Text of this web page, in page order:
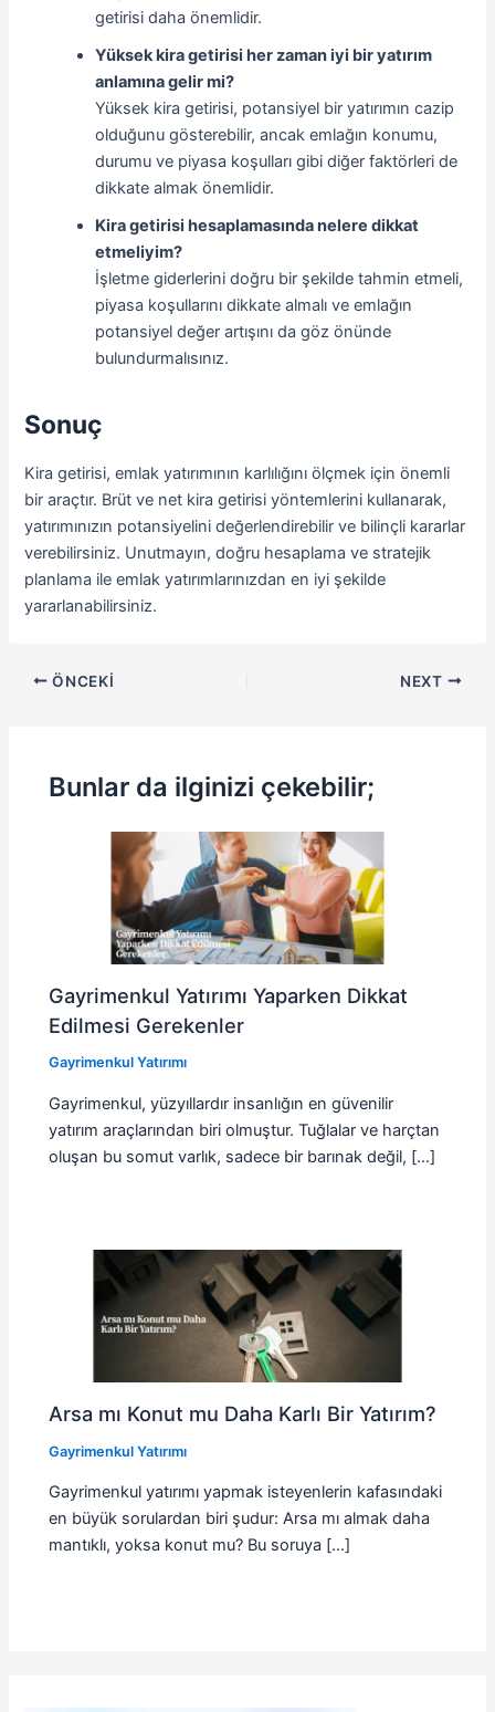
getirisi daha önemlidir.
Yüksek kira getirisi her zaman iyi bir yatırım
anlamına gelir mi?
Yüksek kira getirisi, potansiyel bir yatırımın cazip
olduğunu gösterebilir, ancak emlağın konumu,
durumu ve piyasa koşulları gibi diğer faktörleri de
dikkate almak önemlidir.
Kira getirisi hesaplamasında nelere dikkat
etmeliyim?
İşletme giderlerini doğru bir şekilde tahmin etmeli,
piyasa koşullarını dikkate almalı ve emlağın
potansiyel değer artışını da göz önünde
bulundurmalısınız.
Sonuç
Kira getirisi, emlak yatırımının karlılığını ölçmek için önemli
bir araçtır. Brüt ve net kira getirisi yöntemlerini kullanarak,
yatırımınızın potansiyelini değerlendirebilir ve bilinçli kararlar
verebilirsiniz. Unutmayın, doğru hesaplama ve stratejik
planlama ile emlak yatırımlarınızdan en iyi şekilde
yararlanabilirsiniz.
ÖNCEKI NEXT
Bunlar da ilginizi çekebilir;
Gayrimenkul Yatırımı Yaparken Dikkat
Edilmesi Gerekenler
Gayrimenkul Yatırımı
Gayrimenkul, yüzyıllardır insanlığın en güvenilir
yatırım araçlarından biri olmuştur. Tuğlalar ve harçtan
oluşan bu somut varlık, sadece bir barınak değil, […]
Arsa mı Konut mu Daha Karlı Bir Yatırım?
Gayrimenkul Yatırımı
Gayrimenkul yatırımı yapmak isteyenlerin kafasındaki
en büyük sorulardan biri şudur: Arsa mı almak daha
mantıklı, yoksa konut mu? Bu soruya […]